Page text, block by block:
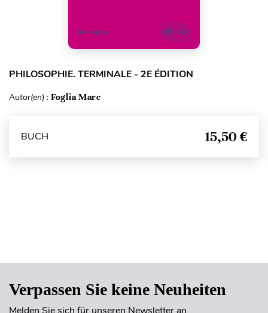
PHILOSOPHIE. TERMINALE - 2E ÉDITION
Autor(en) : Foglia Marc
BUCH 15,50 €
Verpassen Sie keine Neuheiten